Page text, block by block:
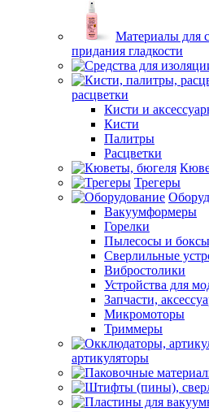
Материалы для
придания гладкости
расцветки
Кисти и
Кисти
Палитры
Расцветки
Трегеры
Вакуумформеры
Горелки
Пылесосы и боксы
Сверлильные
Вибростолики
Устройства для
Запчасти,
Микромоторы
Триммеры
артикуляторы